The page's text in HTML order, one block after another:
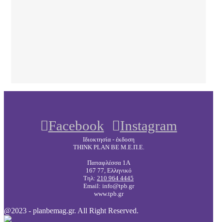
Facebook Instagram
Ιδιοκτησία - έκδοση
THINK PLAN BE Μ.Ε.Π.Ε.
Παπαφλέσσα 1Α
167 77, Ελληνικό
Τηλ: 210 964 4445
Email: info@tpb.gr
www.tpb.gr
@2023 - planbemag.gr. All Right Reserved.